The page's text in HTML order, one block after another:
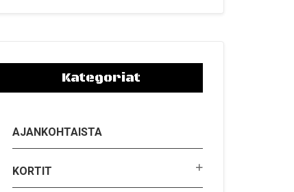
Kategoriat
AJANKOHTAISTA
KORTIT